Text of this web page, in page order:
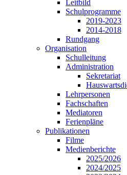
Leitbild
Schulprogramme
2019-2023
2014-2018
Rundgang
Organisation
Schulleitung
Administration
Sekretariat
Lehrpersonen
Fachschaften
Mediatoren
Ferienpläne
Publikationen
Filme
Medienberichte
2025/2026
2024/2025